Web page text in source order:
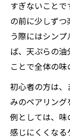
すぎないこと
の前に少しず
う際にはシン
ば、天ぷらの
ことで全体の味
初心者の方は
みのペアリン
例としては、
感じにくくなる